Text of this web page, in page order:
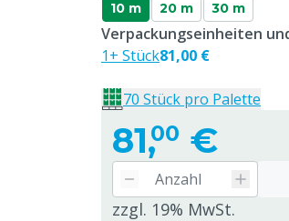
10 m 20 m 30 m
81,00 €
zzgl. 19% MwSt.
Verpackungseinheiten
1+ Stück81,00 €
70 Stück pro Palette